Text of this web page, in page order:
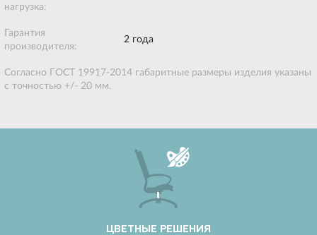
нагрузка:
Гарантия
производителя:
2 года
Согласно ГОСТ 19917-2014 габаритные размеры изделия указаны
с точностью +/- 20 мм.
ЦВЕТНЫЕ РЕШЕНИЯ